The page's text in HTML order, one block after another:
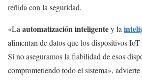
reñida con la seguridad.
«La automatización inteligentey la
alimentan de datos que los dispositivos
Si no aseguramos la fiabilidad de esos
comprometiendo todo el sistema»,